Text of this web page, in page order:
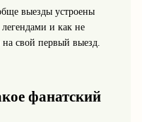
выезды устроены
и как не
на свой первый выезд.
фанатский